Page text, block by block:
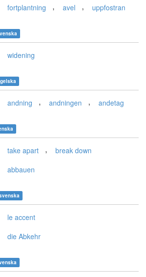
fortplantning , avel , uppfostran
widening
andning , andningen , andetag
take apart , break down
abbauen
le accent
die Abkehr